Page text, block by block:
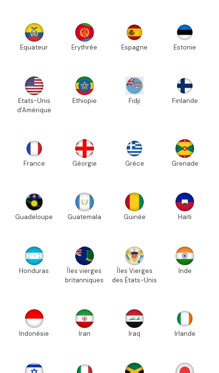
Equateur Erythrée Espagne Estonie
Etats-Unis
d'Amérique
Ethiopie Fidji Finlande
France Géorgie Grèce Grenade
Guadeloupe Guatemala Guinée Haïti
Honduras
Îles vierges
britanniques
Îles Vierges
des États-Unis
Inde
Indonésie Iran Iraq Irlande